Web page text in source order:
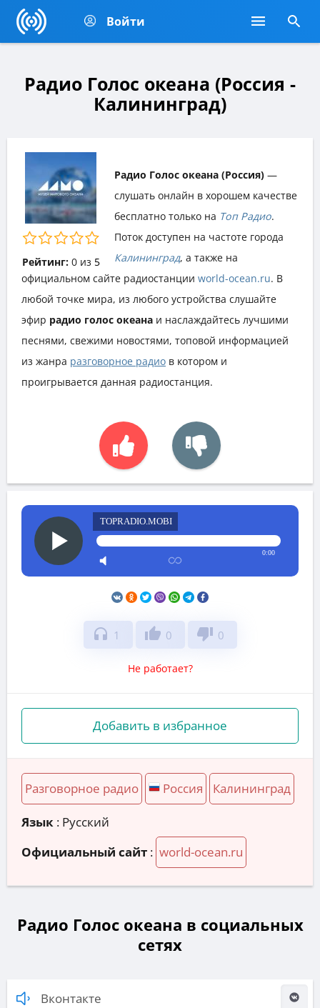
Войти
Радио Голос океана (Россия -
Калининград)
Рейтинг: 0из 5
Радио Голос океана (Россия) —
слушать онлайн в хорошем качестве
бесплатно только на Топ Радио.
Поток доступен на частоте города
Калининград, а также на
официальном сайте радиостанции world-ocean.ru. В
любой точке мира, из любого устройства слушайте
эфир радио голос океана и наслаждайтесь лучшими
песнями, свежими новостями, топовой информацией
из жанра разговорное радио в котором и
проигрывается данная радиостанция.
TOPRADIO.MOBI
0:00
headphones 1 thumb_up 0 thumb_down 0
Не работает?
Добавить в избранное
Разговорное радио Россия Калининград
Язык : Русский
Официальный сайт : world-ocean.ru
Радио Голос океана в социальных
сетях
Вконтакте